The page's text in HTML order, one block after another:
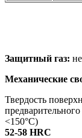
Защитный газ:
Механические
Твердость
˂150°C)
52-58 HRC